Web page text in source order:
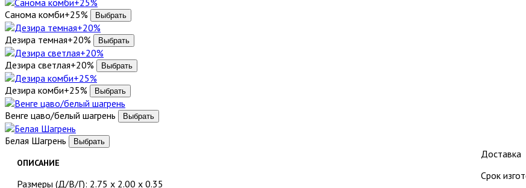
Санома комби+25%
Дезира темная+20%
Дезира светлая+20%
Дезира комби+25%
Венге цаво/белый шагрень
Белая Шагрень
ОПИСАНИЕ
Размеры (Д/В/Г): 2.75 x 2.00 x 0.35
Доставка
Срок